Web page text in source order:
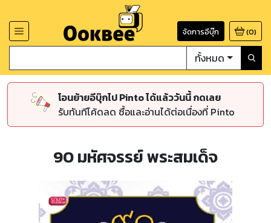
จัดการอีบุ๊ก (0)
ทั้งหมด
โอนย้ายอีบุ๊กไป Pinto ได้แล้ววันนี้ กดเลย
รับทันทีโค้ดลด ซื้อและอ่านได้ต่อเนื่องที่ Pinto
90 มหัศจรรย์ พระสมเด็จ